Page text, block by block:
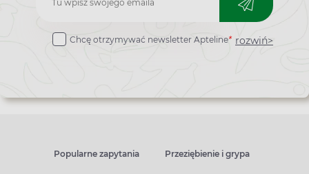
Chcę otrzymywać newsletter Apteline* rozwiń>
Popularne zapytania Przeziębienie i grypa